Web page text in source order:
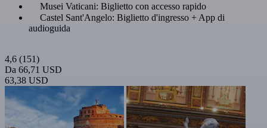
Musei Vaticani: Biglietto con accesso rapido
Castel Sant'Angelo: Biglietto d'ingresso + App di
audioguida
4,6 (151)
Da 66,71 USD
63,38 USD